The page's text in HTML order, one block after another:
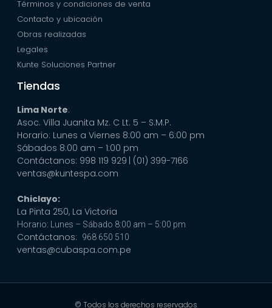
Términos y condiciones de venta
Contacto y ubicación
Obras realizadas
Legales
Kunte Soluciones Partner
Tiendas
Lima Norte:
Asoc. Villa Juanita Mz. C Lt. 5 – S.M.P.
Horario: Lunes a Viernes 8:00 am – 6:00 pm
Sábados 8:00 am – 1:00 pm
Contáctanos: 998 119 929 | (01) 399-7166
ventas@kuntespa.com
Chiclayo:
La Pinta 250, La Victoria
Horario: Lunes – Sábado 8:00 am – 5:00 pm
Contáctanos: 968 650 510
ventas@cubaspa.com.pe
© Todos los derechos reservados